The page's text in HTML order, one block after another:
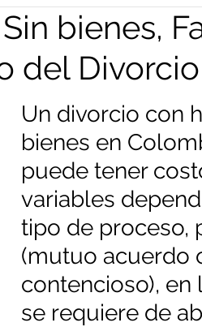
en colombia Gananciales
abogados bogota
express abogados divorcio
Conyugal Valores
bienes,
del Divorcio
Un divorcio con
bienes en
puede tener
variables
tipo de proceso,
(mutuo acuerdo
contencioso), en
se requiere de